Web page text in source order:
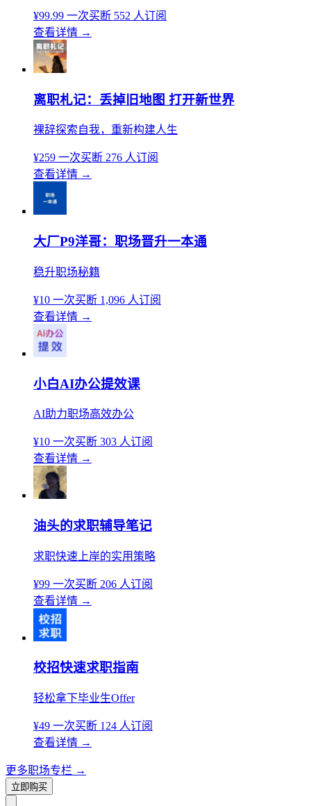
¥99.99 一次买断 552 人订阅
查看详情 →
离职札记：丢掉旧地图 打开新世界
裸辞探索自我，重新构建人生
¥259 一次买断 276 人订阅
查看详情 →
大厂P9洋哥：职场晋升一本通
稳升职场秘籍
¥10 一次买断 1,096 人订阅
查看详情 →
小白AI办公提效课
AI助力职场高效办公
¥10 一次买断 303 人订阅
查看详情 →
油头的求职辅导笔记
求职快速上岸的实用策略
¥99 一次买断 206 人订阅
查看详情 →
校招快速求职指南
轻松拿下毕业生Offer
¥49 一次买断 124 人订阅
查看详情 →
更多职场专栏 →
立即购买